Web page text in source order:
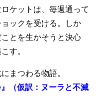
ケットは、毎週通って
ックを受ける。
しか
とを生かそうと決心
す。
まつわる物語。
（仮訳：ヌーラと不滅